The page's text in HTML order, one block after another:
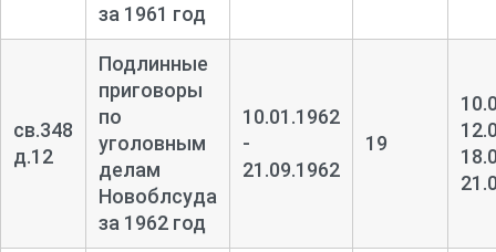
за 1961 год
св.348
д.12
Подлинные
приговоры
по
уголовным
делам
Новоблсуда
за 1962 год
10.01.1962
-
21.09.1962
19